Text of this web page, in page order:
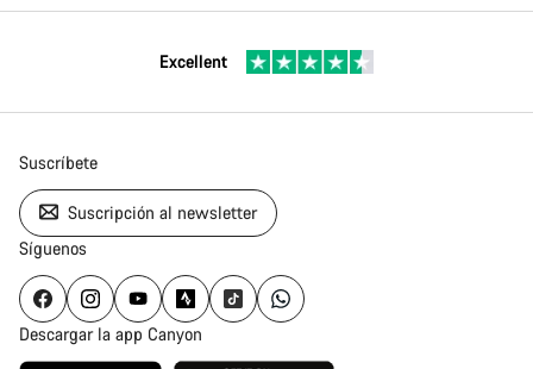
Excellent
Suscríbete
Suscripción al newsletter
Síguenos
Descargar la app Canyon